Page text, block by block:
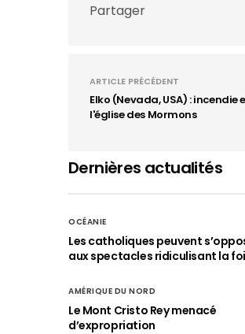
Partager
ARTICLE PRÉCÉDENT
Elko (Nevada, USA) :
l'église des Mormons
Dernières actualités
OCÉANIE
Les catholiques peuvent
aux spectacles ridiculisant la foi
AMÉRIQUE DU NORD
Le Mont Cristo Rey menacé
d’expropriation